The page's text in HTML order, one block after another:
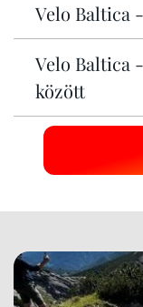
Velo Baltica
Velo Baltica
között